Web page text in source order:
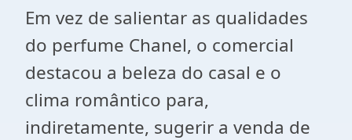
Em vez de salientar as qualidades
do perfume Chanel, o comercial
destacou a beleza do casal e o
clima romântico para,
indiretamente, sugerir a venda de